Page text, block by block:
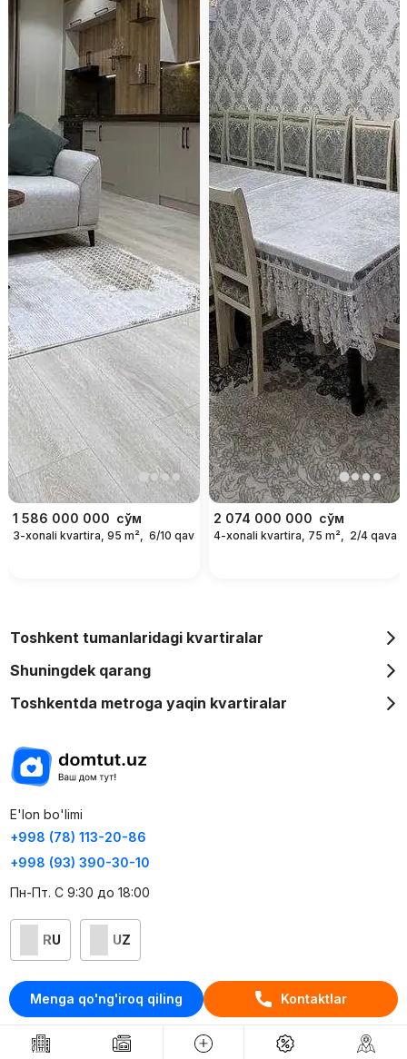
Menga qo'ng'iroq qiling Kontaktlar
1 586 000 000 сўм
3-xonali kvartira, 95 m², 6/10 qavat
2 074 000 000 сўм
4-xonali kvartira, 75 m², 2/4 qavat
Toshkent tumanlaridagi kvartiralar
Shuningdek qarang
Toshkentda metroga yaqin kvartiralar
E'lon bo'limi
+998 (78) 113-20-86
+998 (93) 390-30-10
Пн-Пт. С 9:30 до 18:00
RU UZ
Kontaktlar
loyiha haqida
Webnow © loyihasi